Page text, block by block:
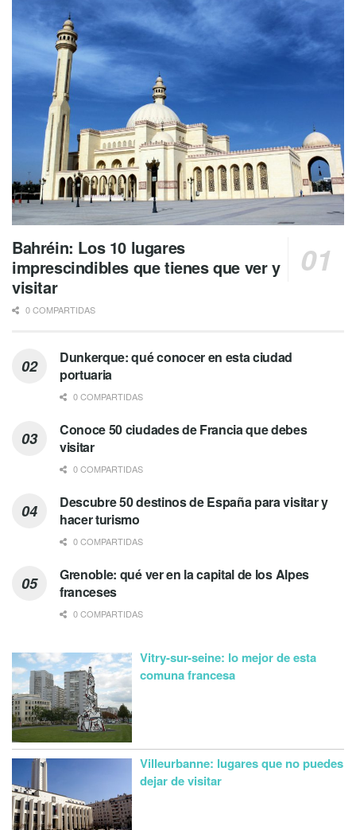
Bahréin: Los 10 lugares
imprescindibles que tienes que ver y
visitar
0 COMPARTIDAS
Dunkerque: qué conocer en esta ciudad
portuaria
0 COMPARTIDAS
Conoce 50 ciudades de Francia que debes
visitar
0 COMPARTIDAS
Descubre 50 destinos de España para visitar y
hacer turismo
0 COMPARTIDAS
Grenoble: qué ver en la capital de los Alpes
franceses
0 COMPARTIDAS
Vitry-sur-seine: lo mejor de esta
comuna francesa
Villeurbanne: lugares que no puedes
dejar de visitar